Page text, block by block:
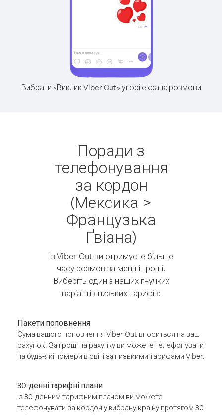
Вибрати «Виклик Viber Out» угорі екрана розмови
Поради з
телефонування
за кордон
(Мексика >
Французька
Ґвіана)
Із Viber Out ви отримуєте більше
часу розмов за менші гроші.
Виберіть один з наших гнучких
варіантів низьких тарифів:
Пакети поповнення
Сума вашого поповнення Viber Out вноситься на ваш
рахунок. За гроші на рахунку ви можете телефонувати
на будь-які номери в світі за низькими тарифами Viber.
30-денні тарифні плани
Із 30-денним тарифним планом ви можете
телефонувати за кордон у вибрану країну протягом 30